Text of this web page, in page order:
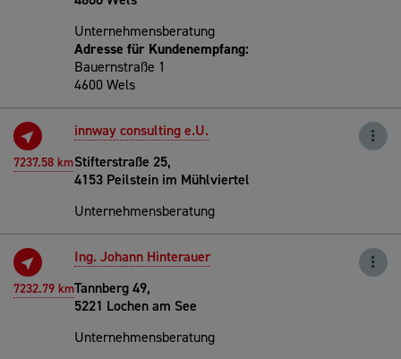
Unternehmensberatung
Adresse für Kundenempfang:
Bauernstraße 1
4600 Wels
7237.58 km
innway consulting e.U.
Stifterstraße 25,
4153 Peilstein im Mühlviertel
Unternehmensberatung
7232.79 km
Ing. Johann Hinterauer
Tannberg 49,
5221 Lochen am See
Unternehmensberatung